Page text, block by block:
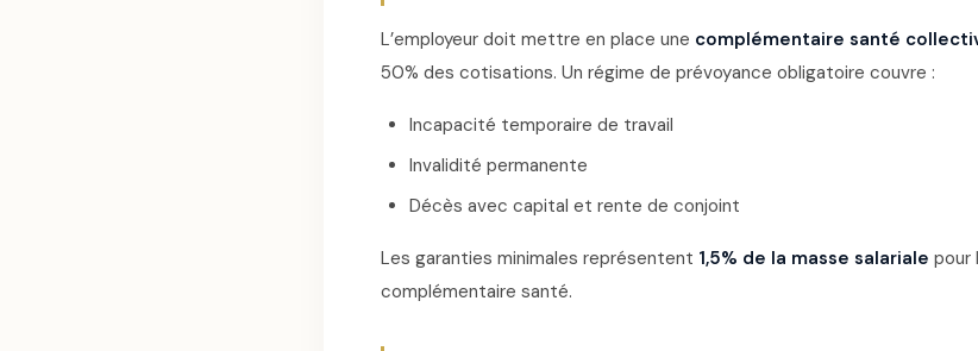
L’employeur doit mettre en place une complémentaire santé
50% des cotisations. Un régime de prévoyance obligatoire couvre :
Incapacité temporaire de travail
Invalidité permanente
Décès avec capital et rente de conjoint
Les garanties minimales représentent 1,5% de la masse salariale pour
complémentaire santé.